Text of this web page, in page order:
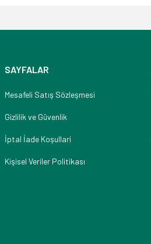
SAYFALAR
Mesafeli Satış Sözleşmesi
Gizlilik ve Güvenlik
İptal İade Koşullari
Kişisel Veriler Politikası